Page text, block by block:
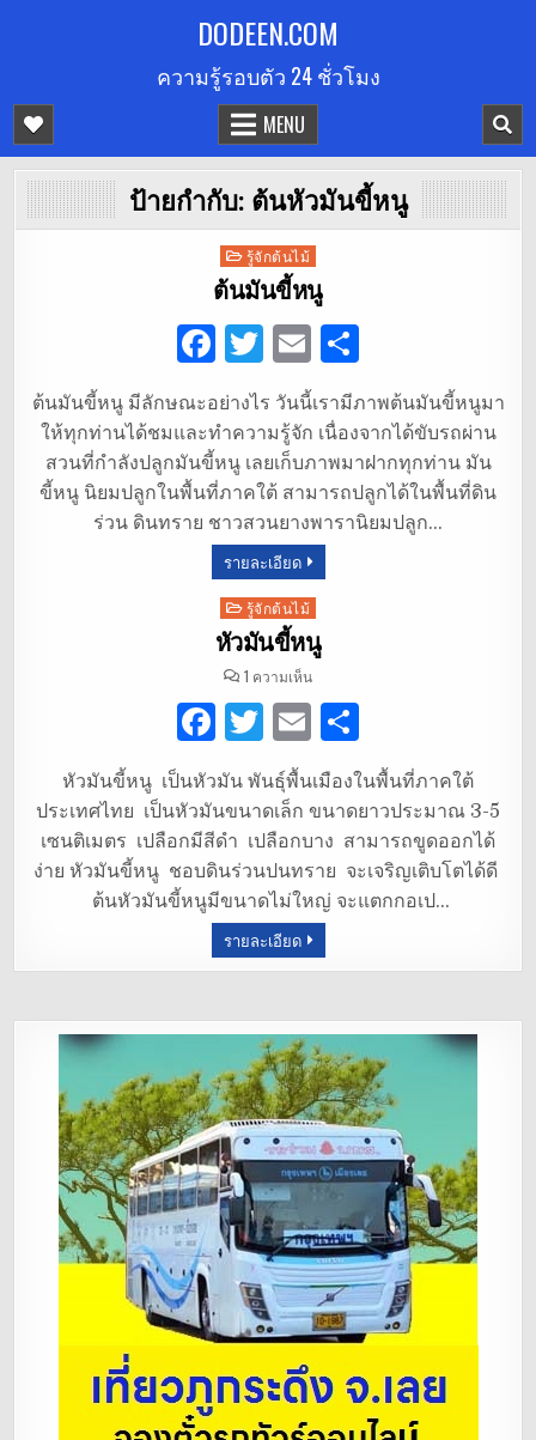
DODEEN.COM
ความรู้รอบตัว 24 ชั่วโมง
MENU
ป้ายกำกับ: ต้นหัวมันขี้หนู
Posted
in
รู้จักต้นไม้
ต้นมันขี้หนู
F
c
e
b
o
o
k
T
it
te
r
E
m
ai
l
ar
e
ต้นมันขี้หนู มีลักษณะอย่างไร วันนี้เรามีภาพต้นมันขี้หนูมา
ให้ทุกท่านได้ชมและทำความรู้จัก เนื่องจากได้ขับรถผ่าน
สวนที่กำลังปลูกมันขี้หนู เลยเก็บภาพมาฝากทุกท่าน มัน
ขี้หนู นิยมปลูกในพื้นที่ภาคใต้ สามารถปลูกได้ในพื้นที่ดิน
ร่วน ดินทราย ชาวสวนยางพารานิยมปลูก…
รายละเอียด
Posted
in
รู้จักต้นไม้
หัวมันขี้หนู
1 ความเห็นบน
หัวมัน
ขี้หนู
F
c
e
b
o
o
T
w
it
te
r
E
m
ai
l
h
ar
e
หัวมันขี้หนู เป็นหัวมัน พันธ์ุพื้นเมืองในพื้นที่ภาคใต้
ประเทศไทย เป็นหัวมันขนาดเล็ก ขนาดยาวประมาณ 3-5
เซนติเมตร เปลือกมีสีดำ เปลือกบาง สามารถขูดออกได้
ง่าย หัวมันขี้หนู ชอบดินร่วนปนทราย จะเจริญเติบโตได้ดี
ต้นหัวมันขี้หนูมีขนาดไม่ใหญ่ จะแตกกอเป…
รายละเอียด